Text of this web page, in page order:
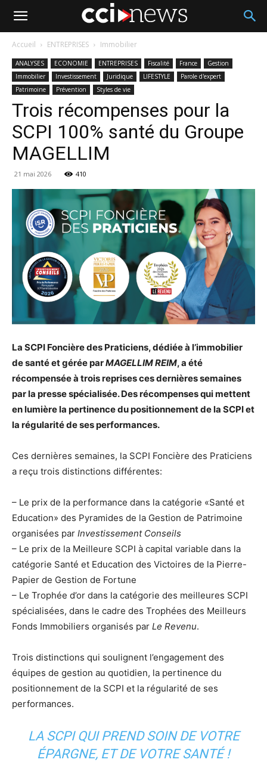
Accueil ENTREPRISES Immobilier
ANALYSES ECONOMIE ENTREPRISES Fiscalité France
Gestion
Immobilier
Investissement Juridique LIFESTYLE
Parole d'expert
Patrimoine
Prévention Styles de vie
Trois récompenses pour la
SCPI 100% santé du Groupe
MAGELLIM
21 mai 2026 410
La SCPI Foncière des Praticiens, dédiée à l’immobilier
de santé et gérée parMAGELLIM REIM, a été
récompensée à trois reprises ces dernières semaines
par la presse spécialisée. Des récompenses qui mettent
en lumière la pertinence du positionnement de la SCPI et
la régularité de ses performances.
Ces dernières semaines, la SCPI Foncière des Praticiens
a reçu trois distinctions différentes:
– Le prix de la performance dans la catégorie «Santé et
Education» des Pyramides de la Gestion de Patrimoine
organisées par Investissement Conseils
– Le prix de la Meilleure SCPI à capital variable dans la
catégorie Santé et Education des Victoires de la Pierre-
Papier de Gestion de Fortune
– Le Trophée d’or dans la catégorie des meilleures SCPI
spécialisées, dans le cadre des Trophées des Meilleurs
Fonds Immobiliers organisés par Le Revenu.
Trois distinctions qui soulignent l’engagement des
équipes de gestion au quotidien, la pertinence du
positionnement de la SCPI et la régularité de ses
performances.
LA SCPI QUI PREND SOIN DE VOTRE
ÉPARGNE, ET DE VOTRE SANTÉ !